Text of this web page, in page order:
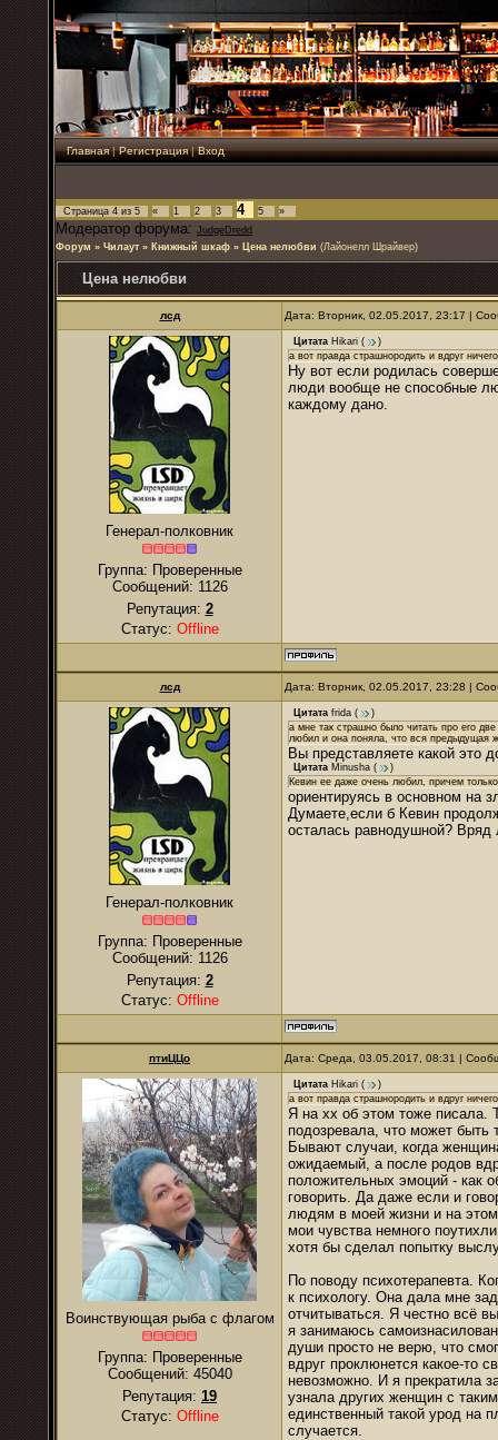
Главная|Регистрация|Вход
Страница 4 из 5 « 1 2 3 4 5 »
Модератор форума: JudgeDredd
Форум » Чилаут » Книжный шкаф » Цена нелюбви (Лайонелл Шрайвер)
Цена нелюбви
лсд Дата: Вторник, 02.05.2017, 23:17 |
Генерал-полковник
Группа: Проверенные
Сообщений: 1126
Репутация: 2
Статус: Offline
Цитата Hikari (
)
а вот правда страшнородить и вдруг
Ну вот если родилась
люди вообще не способные
каждому дано.
лсд Дата: Вторник, 02.05.2017, 23:28 |
Генерал-полковник
Группа: Проверенные
Сообщений: 1126
Репутация: 2
Статус: Offline
Цитата frida (
)
а мне так страшно было читать про его
любил и она поняла, что вся предыдущая
Вы представляете какой это
Цитата Minusha (
)
Кевин ее даже очень любил, причем
ориентируясь в основном на
Думаете,если б Кевин
осталась равнодушной? Вряд
птиЦЦо Дата: Среда, 03.05.2017, 08:31 |
Воинствующая рыба с флагом
Группа: Проверенные
Сообщений: 45040
Репутация: 19
Статус: Offline
Цитата Hikari (
)
а вот правда страшнородить и вдруг
Я на хх об этом тоже писала.
подозревала, что может быть
Бывают случаи, когда
ожидаемый, а после родов
положительных эмоций - как
говорить. Да даже если и
людям в моей жизни и на
мои чувства немного
хотя бы сделал попытку
По поводу психотерапевта.
к психологу. Она дала мне
отчитываться. Я честно всё
я занимаюсь
души просто не верю, что
вдруг проклюнется какое-то
невозможно. И я прекратила
узнала других женщин с
единственный такой урод на
случается.